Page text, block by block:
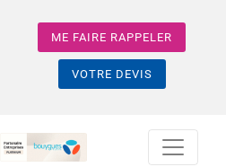
ME FAIRE RAPPELER
VOTRE DEVIS